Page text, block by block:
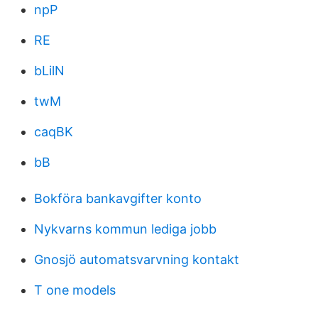
npP
RE
bLilN
twM
caqBK
bB
Bokföra bankavgifter konto
Nykvarns kommun lediga jobb
Gnosjö automatsvarvning kontakt
T one models